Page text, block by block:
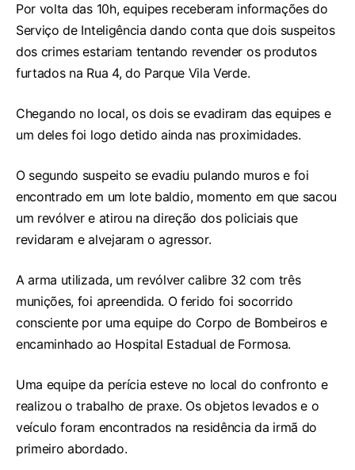
Por volta das 10h, equipes receberam informações do
Serviço de Inteligência dando conta que dois suspeitos
dos crimes estariam tentando revender os produtos
furtados na Rua 4, do Parque Vila Verde.
Chegando no local, os dois se evadiram das equipes e
um deles foi logo detido ainda nas proximidades.
O segundo suspeito se evadiu pulando muros e foi
encontrado em um lote baldio, momento em que sacou
um revólver e atirou na direção dos policiais que
revidaram e alvejaram o agressor.
A arma utilizada, um revólver calibre 32 com três
munições, foi apreendida. O ferido foi socorrido
consciente por uma equipe do Corpo de Bombeiros e
encaminhado ao Hospital Estadual de Formosa.
Uma equipe da perícia esteve no local do confronto e
realizou o trabalho de praxe. Os objetos levados e o
veículo foram encontrados na residência da irmã do
primeiro abordado.